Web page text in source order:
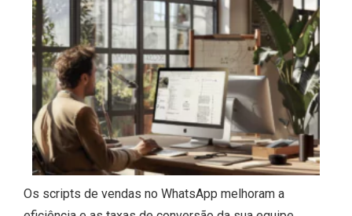
Os scripts de vendas no WhatsApp melhoram a